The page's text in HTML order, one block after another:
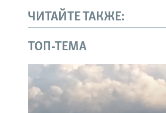
ЧИТАЙТЕ ТАКЖЕ:
ТОП-ТЕМА